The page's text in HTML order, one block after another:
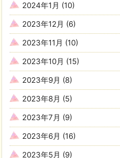
2024年1月 (10)
2023年12月 (6)
2023年11月 (10)
2023年10月 (15)
2023年9月 (8)
2023年8月 (5)
2023年7月 (9)
2023年6月 (16)
2023年5月 (9)